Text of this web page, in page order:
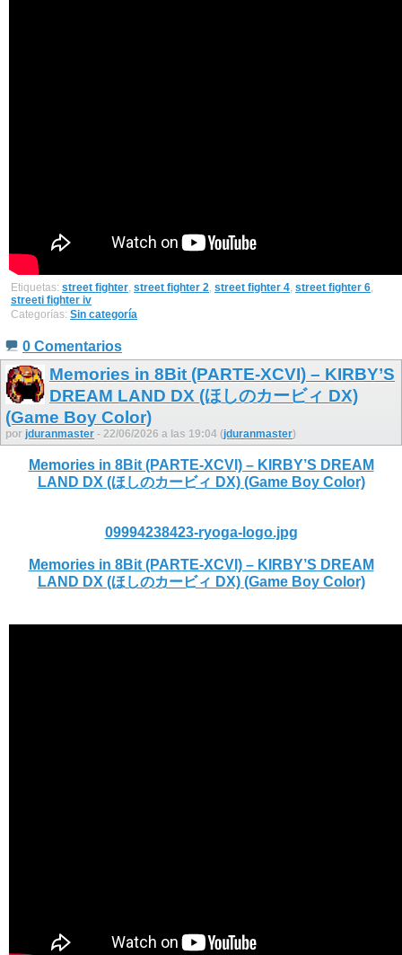
Etiquetas: street fighter, street fighter 2, street fighter 4, street fighter 6,
streeti fighter iv
Categorías: Sin categoría
0 Comentarios
Memories in 8Bit (PARTE-XCVI) – KIRBY’S
DREAM LAND DX (ほしのカービィ DX)
(Game Boy Color)
por jduranmaster - 22/06/2026 a las 19:04 (jduranmaster)
Memories in 8Bit (PARTE-XCVI) – KIRBY’S DREAM
LAND DX (ほしのカービィ DX) (Game Boy Color)
09994238423-ryoga-logo.jpg
Memories in 8Bit (PARTE-XCVI) – KIRBY’S DREAM
LAND DX (ほしのカービィ DX) (Game Boy Color)